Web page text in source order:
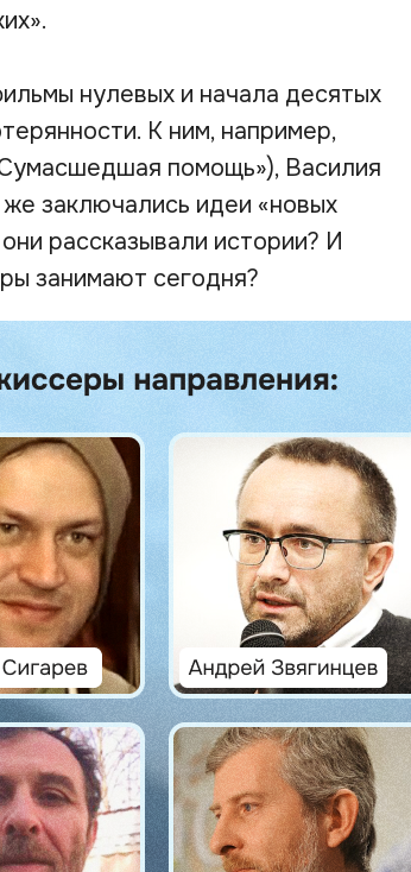
нулевых и начала десятых
К ним, например,
помощь»), Василия
заключались идеи «новых
рассказывали истории? И
занимают сегодня?